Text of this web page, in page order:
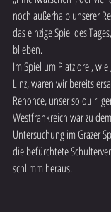
noch außerhalb unserer
das einzige Spiel des
blieben.
Im Spiel um Platz drei,
Linz, waren wir bereits
Renonce, unser so
Westfrankreich war zu
Untersuchung im Grazer
die befürchtete
schlimm heraus.